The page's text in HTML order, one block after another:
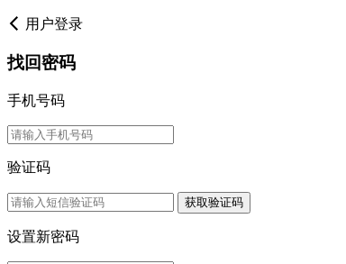
用户登录
找回密码
手机号码
验证码
获取验证码
设置新密码